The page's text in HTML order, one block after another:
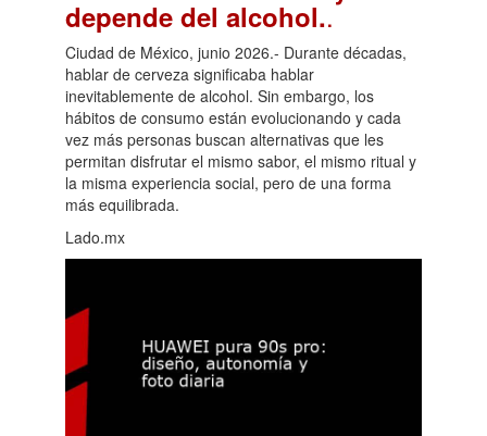
depende del alcohol..
Ciudad de México, junio 2026.- Durante décadas,
hablar de cerveza significaba hablar
inevitablemente de alcohol. Sin embargo, los
hábitos de consumo están evolucionando y cada
vez más personas buscan alternativas que les
permitan disfrutar el mismo sabor, el mismo ritual y
la misma experiencia social, pero de una forma
más equilibrada.
Lado.mx